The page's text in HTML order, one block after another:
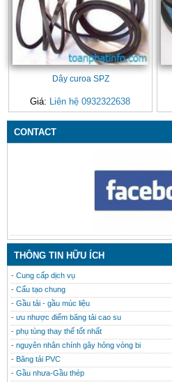
Dây curoa SPZ
Giá: Liên hệ 0932322638
CONTACT
THÔNG TIN HỮU ÍCH
- Cung cấp dịch vụ
- Cấu tạo chung
- Gầu tải - gầu múc liệu
- ưu nhược điểm băng tải cao su
- phụ tùng thay thế tốt nhất
- nguyên nhân chính gây hỏng vòng bi
- Băng tải PVC
- Gầu nhưa-Gầu thép